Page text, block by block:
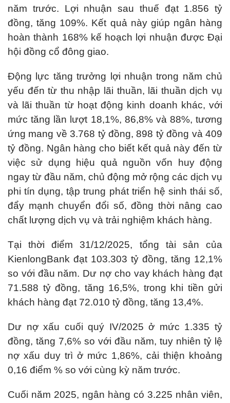
năm trước. Lợi nhuận sau thuế đạt 1.856 tỷ
đồng, tăng 109%. Kết quả này giúp ngân hàng
hoàn thành 168% kế hoạch lợi nhuận được Đại
hội đồng cổ đông giao.
Động lực tăng trưởng lợi nhuận trong năm chủ
yếu đến từ thu nhập lãi thuần, lãi thuần dịch vụ
và lãi thuần từ hoạt động kinh doanh khác, với
mức tăng lần lượt 18,1%, 86,8% và 88%, tương
ứng mang về 3.768 tỷ đồng, 898 tỷ đồng và 409
tỷ đồng. Ngân hàng cho biết kết quả này đến từ
việc sử dụng hiệu quả nguồn vốn huy động
ngay từ đầu năm, chủ động mở rộng các dịch vụ
phi tín dụng, tập trung phát triển hệ sinh thái số,
đẩy mạnh chuyển đổi số, đồng thời nâng cao
chất lượng dịch vụ và trải nghiệm khách hàng.
Tại thời điểm 31/12/2025, tổng tài sản của
KienlongBank đạt 103.303 tỷ đồng, tăng 12,1%
so với đầu năm. Dư nợ cho vay khách hàng đạt
71.588 tỷ đồng, tăng 16,5%, trong khi tiền gửi
khách hàng đạt 72.010 tỷ đồng, tăng 13,4%.
Dư nợ xấu cuối quý IV/2025 ở mức 1.335 tỷ
đồng, tăng 7,6% so với đầu năm, tuy nhiên tỷ lệ
nợ xấu duy trì ở mức 1,86%, cải thiện khoảng
0,16 điểm % so với cùng kỳ năm trước.
Cuối năm 2025, ngân hàng có 3.225 nhân viên,